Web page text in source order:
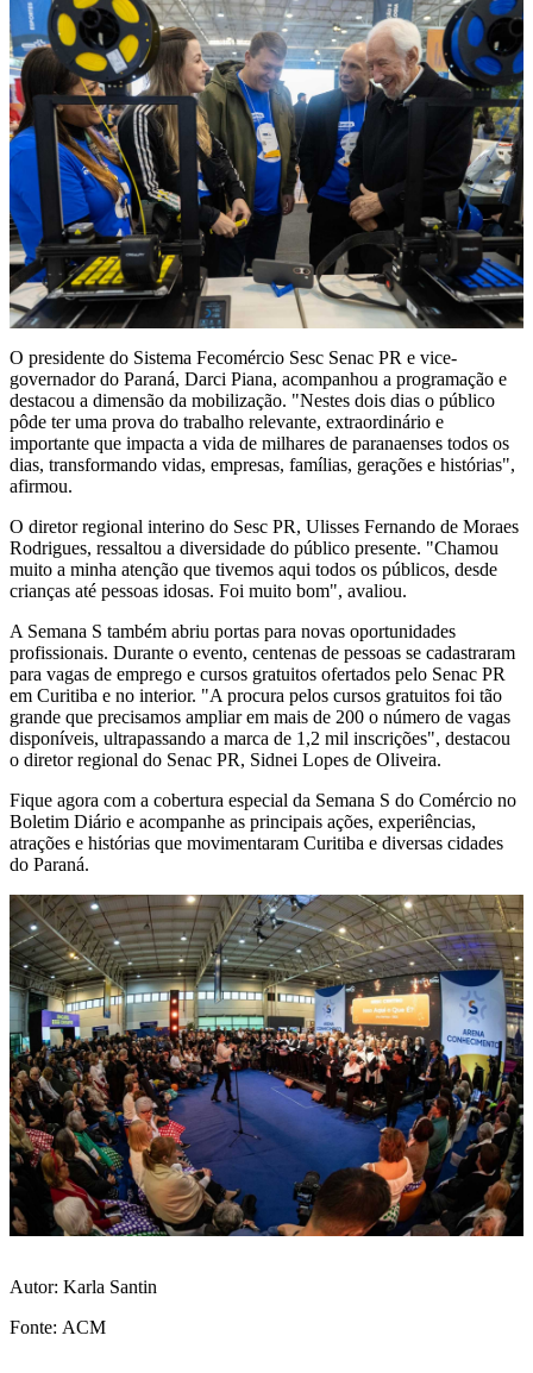
O presidente do Sistema Fecomércio Sesc Senac PR e vice-
governador do Paraná, Darci Piana, acompanhou a programação e
destacou a dimensão da mobilização. "Nestes dois dias o público
pôde ter uma prova do trabalho relevante, extraordinário e
importante que impacta a vida de milhares de paranaenses todos os
dias, transformando vidas, empresas, famílias, gerações e histórias",
afirmou.
O diretor regional interino do Sesc PR, Ulisses Fernando de Moraes
Rodrigues, ressaltou a diversidade do público presente. "Chamou
muito a minha atenção que tivemos aqui todos os públicos, desde
crianças até pessoas idosas. Foi muito bom", avaliou.
A Semana S também abriu portas para novas oportunidades
profissionais. Durante o evento, centenas de pessoas se cadastraram
para vagas de emprego e cursos gratuitos ofertados pelo Senac PR
em Curitiba e no interior. "A procura pelos cursos gratuitos foi tão
grande que precisamos ampliar em mais de 200 o número de vagas
disponíveis, ultrapassando a marca de 1,2 mil inscrições", destacou
o diretor regional do Senac PR, Sidnei Lopes de Oliveira.
Fique agora com a cobertura especial da Semana S do Comércio no
Boletim Diário e acompanhe as principais ações, experiências,
atrações e histórias que movimentaram Curitiba e diversas cidades
do Paraná.
Autor: Karla Santin
Fonte: ACM